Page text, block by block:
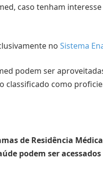
caso tenham
no Sistema
podem ser
classificado como
de Residência
podem ser